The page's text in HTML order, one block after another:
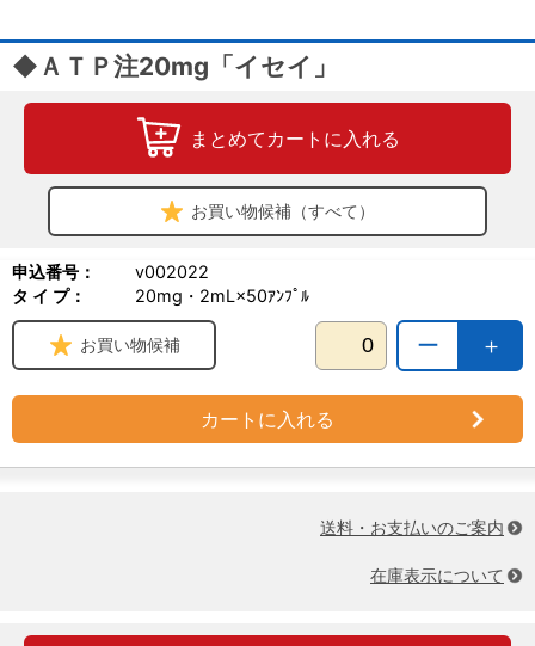
◆ＡＴＰ注20mg「イセイ」
まとめてカートに入れる
お買い物候補（すべて）
申込番号：
v002022
タ イ プ：
20mg・2mL×50ｱﾝﾌﾟﾙ
＋
ー
お買い物候補
カートに入れる
送料・お支払いのご案内
在庫表示について